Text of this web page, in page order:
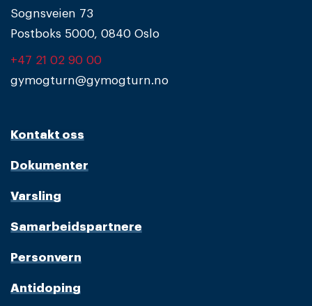
Sognsveien 73
Postboks 5000, 0840 Oslo
+47 21 02 90 00
gymogturn@gymogturn.no
Kontakt oss
Dokumenter
Varsling
Samarbeidspartnere
Personvern
Antidoping